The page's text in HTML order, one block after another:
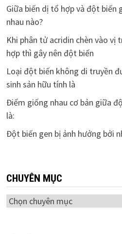
Giữa biến dị tổ hợp và đột biến
nhau nào?
Khi phân tử acridin chèn vào vị
hợp thì gây nên đột biến
Loại đột biến không di truyền
sinh sản hữu tính là
Điểm giống nhau cơ bản giữa
là:
Đột biến gen bị ảnh hưởng bởi
CHUYÊN MỤC
Chuyên